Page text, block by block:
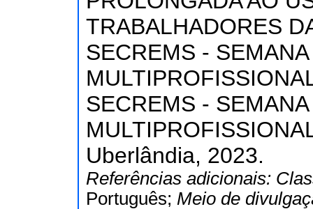
TRABALHADORES
SECREMS -
SECREMS -
Uberlândia, 2023.
Referências adicionais:
Português; Meio de